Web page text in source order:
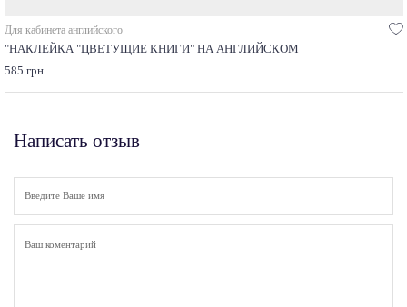
Для кабинета английского
"НАКЛЕЙКА "ЦВЕТУЩИЕ КНИГИ" НА АНГЛИЙСКОМ
585 грн
Написать отзыв